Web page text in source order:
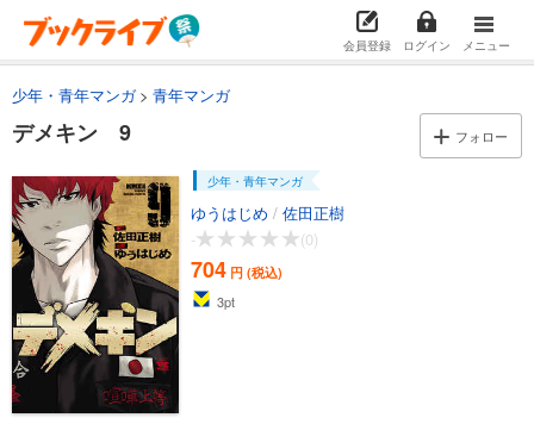
会員登録 ログイン メニュー
少年・青年マンガ 青年マンガ
デメキン 9 フォロー
少年・青年マンガ
ゆうはじめ / 佐田正樹
-
(0)
704 円 (税込)
3pt